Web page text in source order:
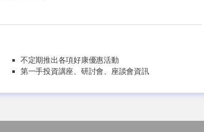
不定期推出各項好康優惠活動
第一手投資講座、研討會、座談會資訊